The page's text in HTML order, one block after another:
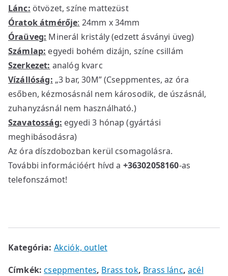
l
p
r
i
c
e
w
a
s
:
1
4
9
0
p
r
i
c
e
i
s
:
9
9
0
0
t
Lánc: ötvözet, színe mattezüst
Óratok átmérője: 24mm x 34mm
Óraüveg: Minerál kristály (edzett ásványi üveg)
Számlap: egyedi bohém dizájn, színe csillám
Szerkezet: analóg kvarc
Vízállóság: „3 bar, 30M” (Cseppmentes, az óra
esőben, kézmosásnál nem károsodik, de úszásnál,
zuhanyzásnál nem használható.)
Szavatosság: egyedi 3 hónap (gyártási
meghibásodásra)
Az óra díszdobozban kerül csomagolásra.
További információért hívd a +36302058160-as
telefonszámot!
Kategória: Akciók, outlet
Címkék:cseppmentes, Brass tok, Brass lánc,acél